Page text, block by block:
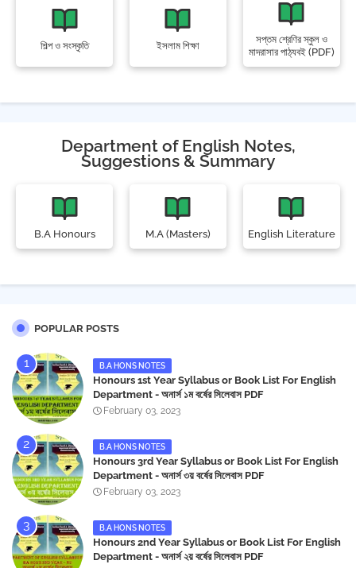
শিল্প ও সংস্কৃতি ইসলাম শিক্ষা
সপ্তম শ্রেণির স্কুল ও
মাদরাসার পাঠ্যবই (PDF)
Department of English Notes,
Suggestions & Summary
B.A Honours M.A (Masters) English Literature
POPULAR POSTS
B.A HONS NOTES
Honours 1st Year Syllabus or Book List For English
Department - অনার্স ১ম বর্ষের সিলেবাস PDF
February 03, 2023
B.A HONS NOTES
Honours 3rd Year Syllabus or Book List For English
Department - অনার্স ৩য় বর্ষের সিলেবাস PDF
February 03, 2023
B.A HONS NOTES
Honours 2nd Year Syllabus or Book List For English
Department - অনার্স ২য় বর্ষের সিলেবাস PDF